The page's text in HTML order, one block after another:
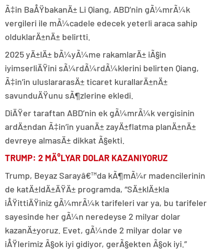
Ã‡in BaÅŸbakanÄ± Li Qiang, ABD’nin gÃ¼mrÃ¼k
vergileri ile mÃ¼cadele edecek yeterli araca sahip
olduklarÄ±nÄ± belirtti.
2025 yÄ±lÄ± bÃ¼yÃ¼me rakamlarÄ± iÃ§in
iyimserliÄŸini sÃ¼rdÃ¼rdÃ¼klerini belirten Qiang,
Ã‡in’in uluslararasÄ± ticaret kurallarÄ±nÄ±
savunduÄŸunu sÃ¶zlerine ekledi.
DiÄŸer taraftan ABD’nin ek gÃ¼mrÃ¼k vergisinin
ardÄ±ndan Ã‡in’in yuanÄ± zayÄ±flatma planÄ±nÄ±
devreye almasÄ± dikkat Ã§ekti.
TRUMP: 2 MÄ°LYAR DOLAR KAZANIYORUZ
Trump, Beyaz Sarayâ€™da kÃ¶mÃ¼r madencilerinin
de katÄ±ldÄ±ÄŸÄ± programda, “SÄ±klÄ±kla
iÅŸittiÄŸiniz gÃ¼mrÃ¼k tarifeleri var ya, bu tarifeler
sayesinde her gÃ¼n neredeyse 2 milyar dolar
kazanÄ±yoruz. Evet, gÃ¼nde 2 milyar dolar ve
iÅŸlerimiz Ã§ok iyi gidiyor, gerÃ§ekten Ã§ok iyi.”